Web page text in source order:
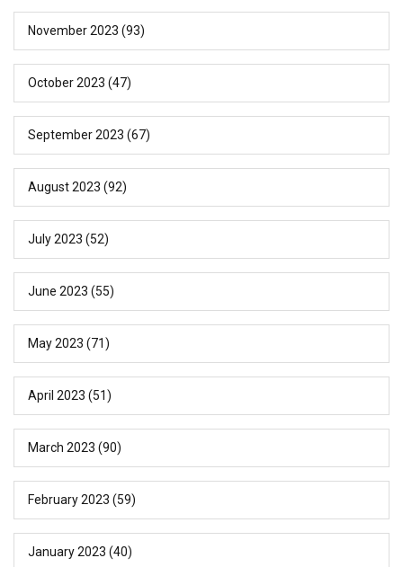
November 2023 (93)
October 2023 (47)
September 2023 (67)
August 2023 (92)
July 2023 (52)
June 2023 (55)
May 2023 (71)
April 2023 (51)
March 2023 (90)
February 2023 (59)
January 2023 (40)